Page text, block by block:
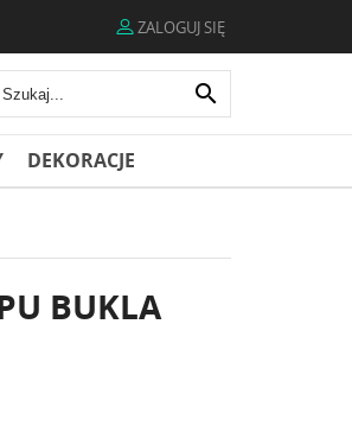
ZALOGUJ SIĘ

DEKORACJE
BUKLA